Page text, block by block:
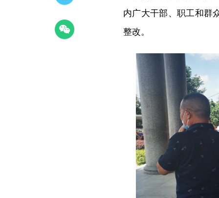
内广大干部、职工和群
整改。